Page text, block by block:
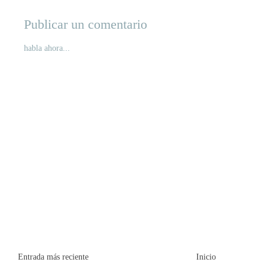
Publicar un comentario
habla ahora...
Entrada más reciente Inicio